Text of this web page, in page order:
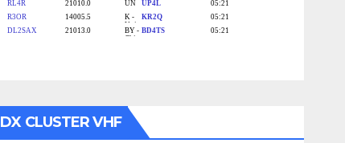
DX CLUSTER VHF